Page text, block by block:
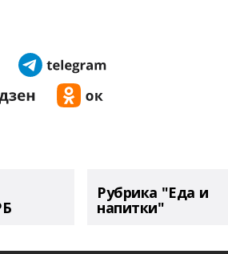
Рубрика "Еда и
напитки"